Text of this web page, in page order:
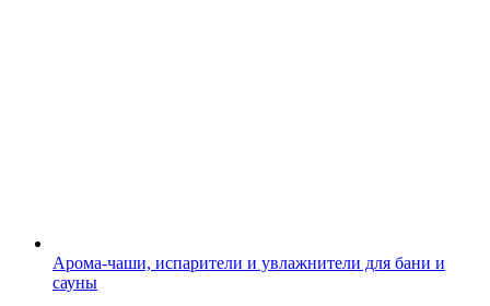
Арома-чаши, испарители и увлажнители для бани и
сауны